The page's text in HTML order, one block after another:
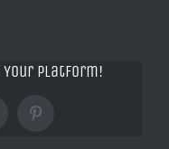
Your Platform!
Pinterest